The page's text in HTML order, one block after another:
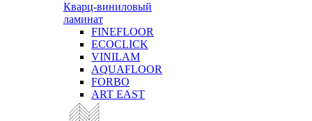
Кварц-виниловый
ламинат
FINEFLOOR
ECOCLICK
VINILAM
AQUAFLOOR
FORBO
ART EAST